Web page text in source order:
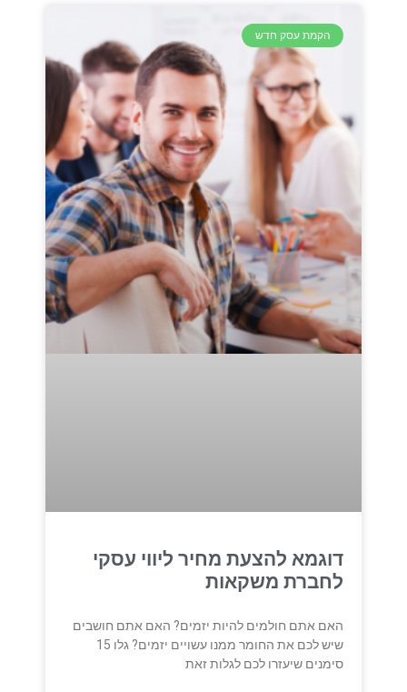
הקמת עסק חדש
דוגמא להצעת מחיר ליווי עסקי
לחברת משקאות
האם אתם חולמים להיות יזמים? האם אתם חושבים
שיש לכם את החומר ממנו עשויים יזמים? גלו 15
סימנים שיעזרו לכם לגלות זאת